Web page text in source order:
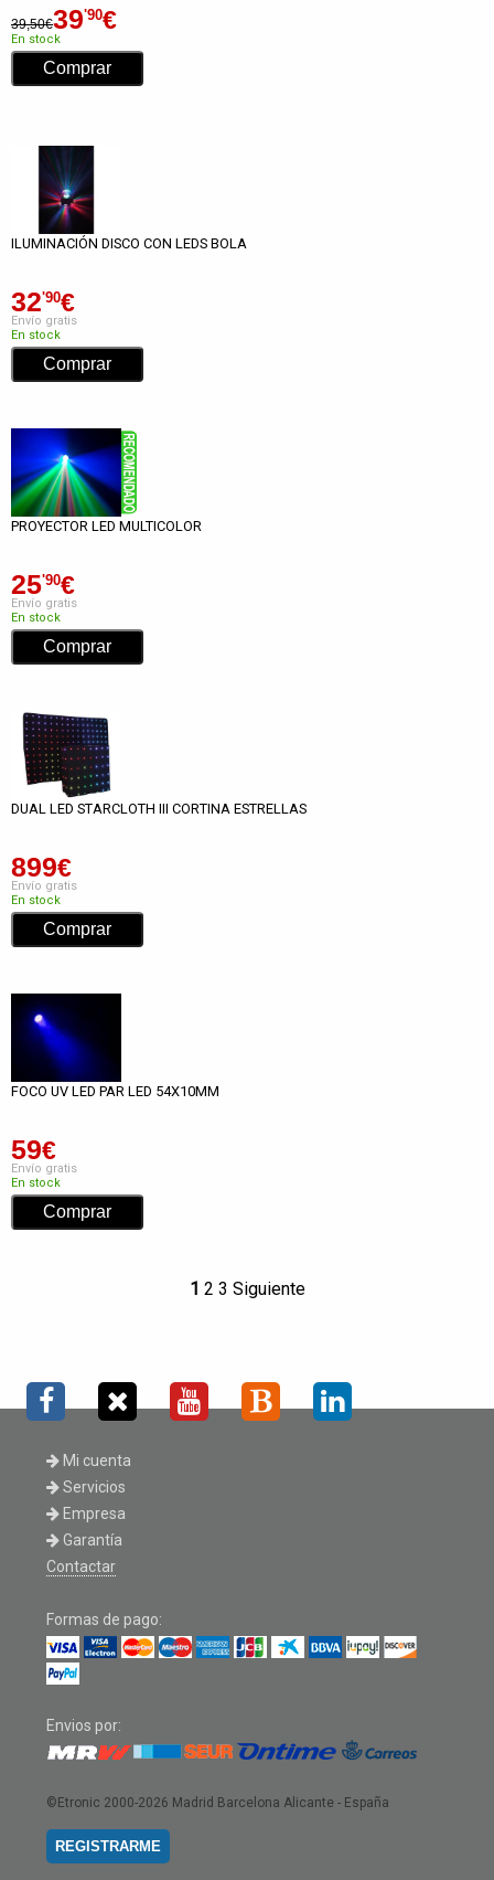
39,50€39'90€
En stock
ILUMINACIÓN DISCO CON LEDS BOLA
32'90€
Envío gratis
En stock
PROYECTOR LED MULTICOLOR
25'90€
Envío gratis
En stock
DUAL LED STARCLOTH III CORTINA ESTRELLAS
899€
Envío gratis
En stock
FOCO UV LED PAR LED 54X10MM
59€
Envío gratis
En stock
1 2 3 Siguiente
Mi cuenta
Servicios
Empresa
Garantía
Contactar
Formas de pago:
Envios por:
©Etronic 2000-2026 Madrid Barcelona Alicante - España
REGISTRARME